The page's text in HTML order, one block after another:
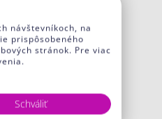
návštevníkoch, na
prispôsobeného
stránok. Pre viac
Schváliť